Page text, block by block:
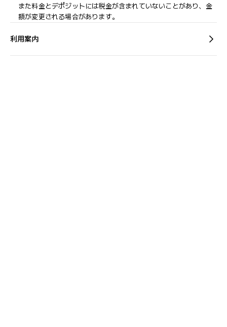
また料金とデポジットには税金が含まれていないことがあり、金
額が変更される場合があります。
利用案内